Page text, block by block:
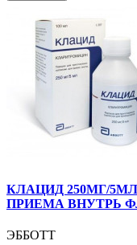
КЛАЦИД 250МГ/
ПРИЕМА ВНУТРЬ
ЭББОТТ